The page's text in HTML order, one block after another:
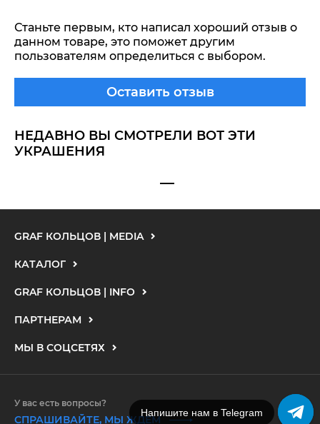
Оставить отзыв
Станьте первым, кто написал хороший отзыв о
данном товаре, это поможет другим
пользователям определиться с выбором.
НЕДАВНО ВЫ СМОТРЕЛИ ВОТ ЭТИ
УКРАШЕНИЯ
GRAF КОЛЬЦОВ | MEDIA
КАТАЛОГ
GRAF КОЛЬЦОВ | INFO
ПАРТНЕРАМ
МЫ В СОЦСЕТЯХ
У вас есть вопросы?
СПРАШИВАЙТЕ, МЫ ЖДЕМ
Напишите нам в MAX